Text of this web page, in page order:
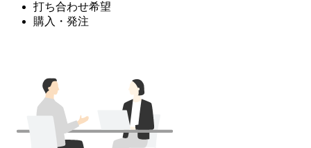
打ち合わせ希望
購入・発注